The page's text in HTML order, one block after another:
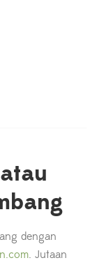
dengan
. Jutaan